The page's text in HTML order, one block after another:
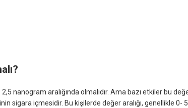
nanogram aralığında olmalıdır. Ama bazı etkiler bu
sigara içmesidir. Bu kişilerde değer aralığı, genellikle 0-